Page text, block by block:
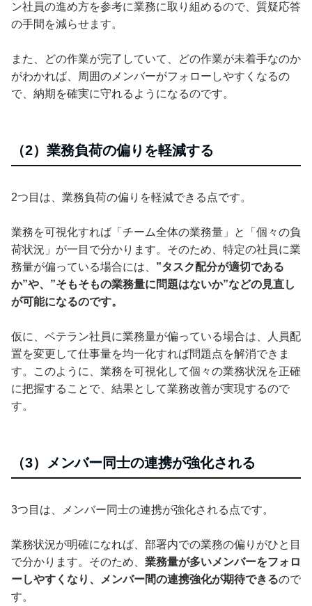
ン社員の進め方を参考に業務に取り組めるので、質疑応答
の手間を減らせます。
また、どの作業が完了していて、どの作業が未着手なのか
がわかれば、周囲のメンバーがフォローしやすくなるの
で、納期を確実に守れるようになるのです。
（2）業務負荷の偏りを軽減する
2つ目は、業務負荷の偏りを軽減できる点です。
業務を可視化すれば「チーム全体の業務量」と「個々の負
荷状況」が一目で分かります。そのため、特定の社員に業
務量が偏っている場合には、 ”タスク配分が適切である
か”や、”そもそもの業務量に問題はないか”などの見直し
が可能になるのです。
仮に、ベテラン社員に業務量が偏っている場合は、人員配
置を変更して仕事量を均一化すれば問題点を解消できま
す。このように、業務を可視化して個々の業務状況を正確
に把握することで、結果として業務改善が実現するので
す。
（3）メンバー同士の連携が強化される
3つ目は、メンバー同士の連携が強化される点です。
業務状況が明確になれば、部署内での業務の偏りがひと目
で分かります。そのため、 業務量が多いメンバーをフォロ
ーしやすくなり、メンバー間の連携強化が期待できるので
す。